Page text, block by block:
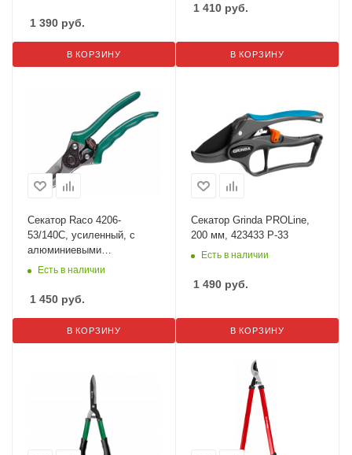
1 390 руб.
В КОРЗИНУ
1 410 руб.
В КОРЗИНУ
Секатор Raco 4206-
53/140C, усиленный, с
алюминиевыми
рукоятками, рез до 16мм,
Есть в наличии
1 450 руб.
В КОРЗИНУ
Секатор Grinda PROLine,
200 мм, 423433 P-33
Есть в наличии
1 490 руб.
В КОРЗИНУ